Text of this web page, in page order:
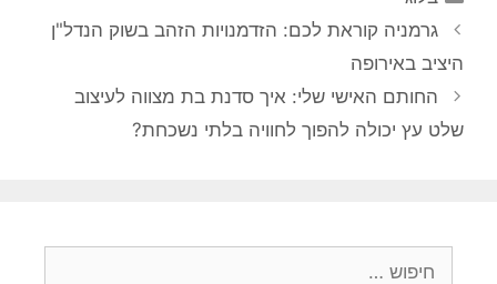
גרמניה קוראת לכם: הזדמנויות הזהב בשוק הנדל"ן
היציב באירופה
החותם האישי שלי: איך סדנת בת מצווה לעיצוב
שלט עץ יכולה להפוך לחוויה בלתי נשכחת?